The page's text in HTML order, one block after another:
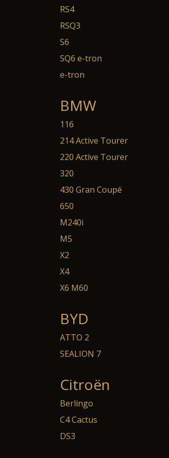
RS4
RSQ3
S6
SQ6 e-tron
e-tron
BMW
116
214 Active Tourer
220 Active Tourer
320
430 Gran Coupé
650
M240i
M5
X2
X4
X6 M60
BYD
ATTO 2
SEALION 7
Citroën
Berlingo
C4 Cactus
DS3